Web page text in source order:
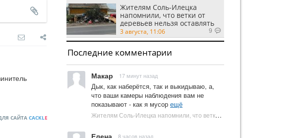
САЙТА CACKLE
Жителям Соль-Илецка
напомнили, что ветки от
деревьев нельзя оставлять
на площадках ТКО
3 августа, 11:06 9
Последние комментарии
Макар 17 минут назад
Дык, как наберётся, так и выкидываю, а,
что ваши камеры наблюдения вам не
показывают - как я мусор ещё
Жителям Соль-Илецка напомнили, что ветки от деревьев нельзя оставлять на площадках ТКО | Новости Соль-Илецка
Елена 8 часов назад